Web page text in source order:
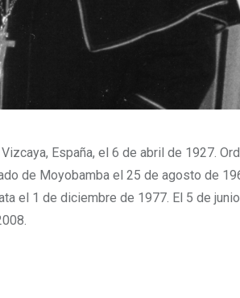
España, el 6 de abril de 1927.
de Moyobamba el 25 de agosto de
el 1 de diciembre de 1977. El 5 de